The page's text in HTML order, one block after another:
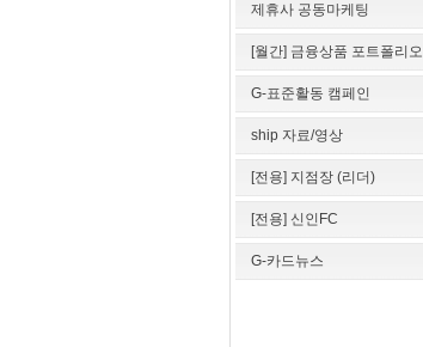
제휴사 공동마케팅
[월간] 금융상품 포트폴리오
G-표준활동 캠페인
ship 자료/영상
[전용] 지점장 (리더)
[전용] 신인FC
G-카드뉴스